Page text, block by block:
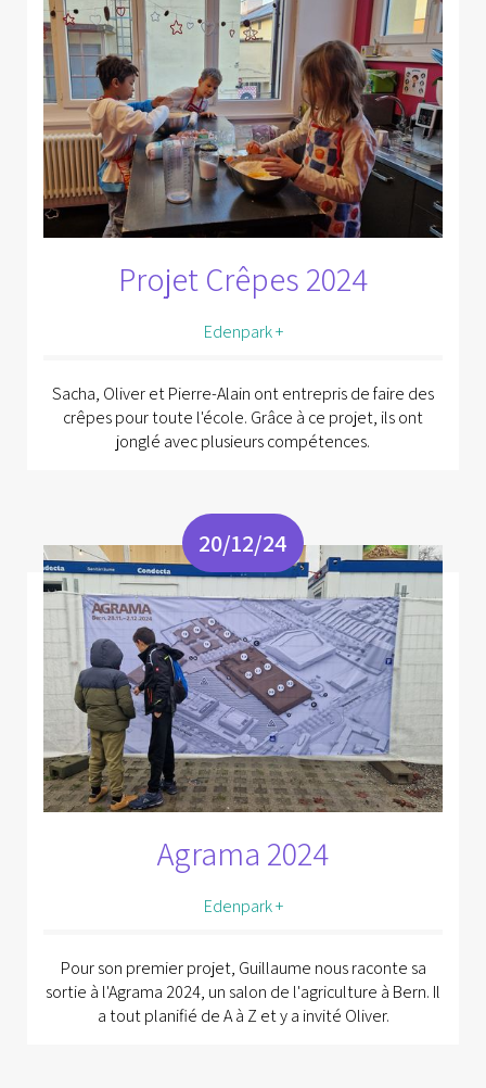
Projet Crêpes 2024
Edenpark +
Sacha, Oliver et Pierre-Alain ont entrepris de faire des
crêpes pour toute l'école. Grâce à ce projet, ils ont
jonglé avec plusieurs compétences.
20/12/24
Agrama 2024
Edenpark +
Pour son premier projet, Guillaume nous raconte sa
sortie à l'Agrama 2024, un salon de l'agriculture à Bern. Il
a tout planifié de A à Z et y a invité Oliver.